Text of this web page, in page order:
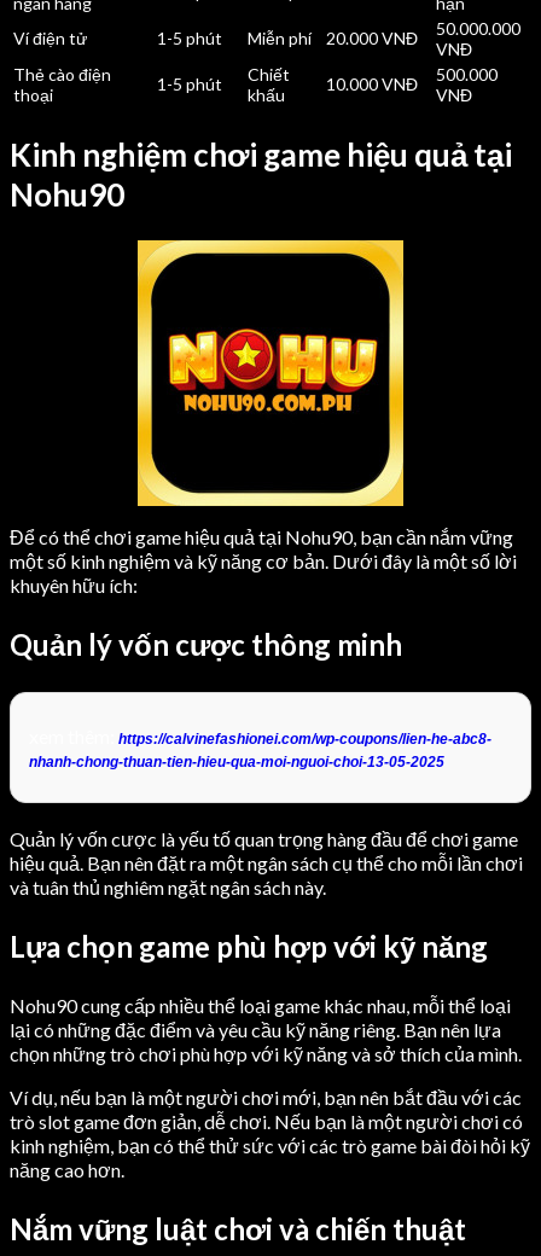
Ví điện tử
1-5 phút Miễn phí 20.000 VNĐ
50.000.000
VNĐ
Thẻ cào điện
thoại
1-5 phút
Chiết
khấu
10.000 VNĐ
500.000
VNĐ
Kinh nghiệm chơi game hiệu quả tại
Nohu90
Để có thể chơi game hiệu quả tại Nohu90, bạn cần nắm vững
một số kinh nghiệm và kỹ năng cơ bản. Dưới đây là một số lời
khuyên hữu ích:
Quản lý vốn cược thông minh
https://calvinefashionei.com/wp-coupons/lien-he-abc8-
nhanh-chong-thuan-tien-hieu-qua-moi-nguoi-choi-13-05-2025
Quản lý vốn cược là yếu tố quan trọng hàng đầu để chơi game
hiệu quả. Bạn nên đặt ra một ngân sách cụ thể cho mỗi lần chơi
và tuân thủ nghiêm ngặt ngân sách này.
Lựa chọn game phù hợp với kỹ năng
Nohu90 cung cấp nhiều thể loại game khác nhau, mỗi thể loại
lại có những đặc điểm và yêu cầu kỹ năng riêng. Bạn nên lựa
chọn những trò chơi phù hợp với kỹ năng và sở thích của mình.
Ví dụ, nếu bạn là một người chơi mới, bạn nên bắt đầu với các
trò slot game đơn giản, dễ chơi. Nếu bạn là một người chơi có
kinh nghiệm, bạn có thể thử sức với các trò game bài đòi hỏi kỹ
năng cao hơn.
Nắm vững luật chơi và chiến thuật